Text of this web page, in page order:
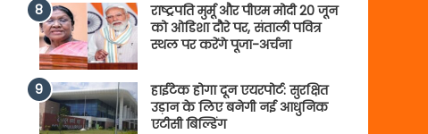
राष्ट्रपति मुर्मू और पीएम मोदी 20 जून
को ओडिशा दौरे पर, संताली पवित्र
स्थल पर करेंगे पूजा-अर्चना
हाईटेक होगा दून एयरपोर्ट: सुरक्षित
उड़ान के लिए बनेगी नई आधुनिक
एटीसी बिल्डिंग